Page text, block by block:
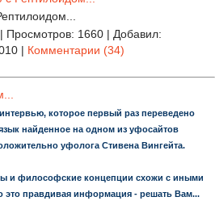
| Просмотров: 1660 | Добавил:
| Комментарии (34)
которое первый раз переведено
найденное на одном из уфосайтов
уфолога Стивена Вингейта.
и философские концепции схожи с иными
это правдивая информация - решать Вам...